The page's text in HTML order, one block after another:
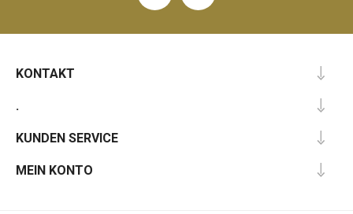
KONTAKT
.
KUNDEN SERVICE
MEIN KONTO